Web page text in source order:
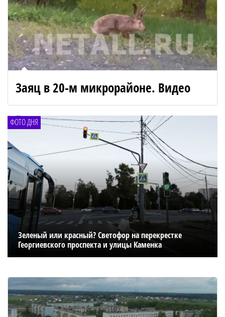
Заяц в 20-м микрорайоне. Видео
ФОТО ДНЯ
Зеленый или красный? Светофор на перекрестке
Георгиевского проспекта и улицы Каменка